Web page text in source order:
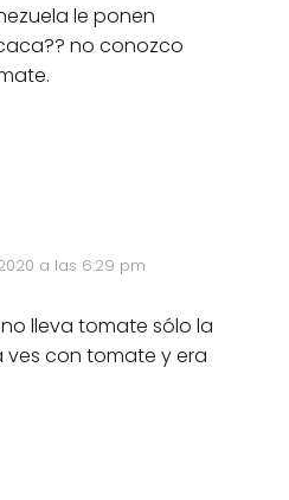
le ponen
no conozco
a las 6:29 pm
lleva tomate sólo la
con tomate y era